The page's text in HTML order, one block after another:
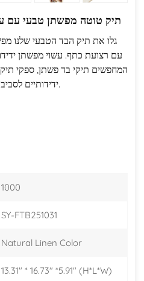
תיק טוטה מפשתן טבעי עם
גלו את תיק הבד הטבעי שלנו
עם רצועת כתף. עשוי מפשתן
ידידותיים לסביבה, ותיקים רב-תכליתיים לקניות.
1000
SY-FTB251031
Natural Linen Color
13.31" * 16.73" *5.91" (H*L*W)